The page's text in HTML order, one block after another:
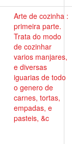
Arte de cozinha :
primeira parte.
Trata do modo
de cozinhar
varios manjares,
e diversas
iguarias de todo
o genero de
carnes, tortas,
empadas, e
pasteis, &c